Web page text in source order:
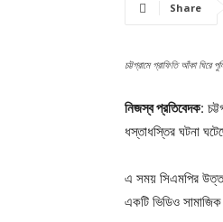
Share
চট্টগ্রামে গ্রাফিতি আঁকা ঘিরে
নিজস্ব প্রতিবেদক:
ধস্তাধস্তির ঘটনা
এ সময় সিএমপির
একটি ভিডিও